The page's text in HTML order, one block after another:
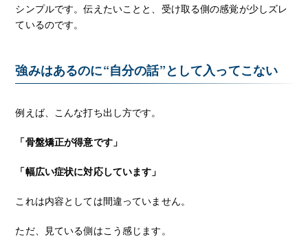
シンプルです。伝えたいことと、受け取る側の感覚が少しズレ
ているのです。
強みはあるのに“自分の話”として入ってこない
例えば、こんな打ち出し方です。
「骨盤矯正が得意です」
「幅広い症状に対応しています」
これは内容としては間違っていません。
ただ、見ている側はこう感じます。